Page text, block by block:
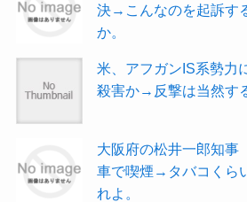
決→こんなのを起訴す
か。
米、アフガンIS系勢
殺害か→反撃は当然す
大阪府の松井一郎知
車で喫煙→タバコくら
れよ。